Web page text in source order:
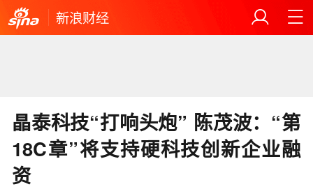
新浪财经
晶泰科技“打响头炮” 陈茂波：“第
18C章”将支持硬科技创新企业融
资